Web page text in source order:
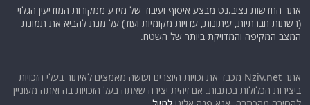
אתר החדשות נציב.נט מבצע איסוף ועיבוד של מידע ממקורות המודיעין הגלוי
(רשתות חברתיות, עיתונות, עדויות מקומיות ועוד) על מנת להביא את תמונת
המצב המקיפה והמדויקת ביותר של השטח.
אתר Nziv.net מכבד את זכויות היוצרים ועושה מאמצים לאיתור בעלי הזכויות
ביצירות הכלולות בכתבות. אם זיהית יצירה שאתה בעל הזכויות בה ואתה מעוניין